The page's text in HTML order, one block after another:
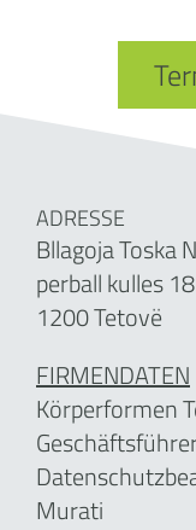
ADRESSE
Bllagoja Toska
perball kulles 18
1200 Tetovë
FIRMENDATEN
Körperformen
Murati